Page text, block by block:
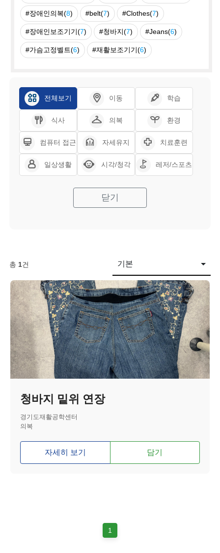
#장애인의복(8) #belt(7) #Clothes(7)
#장애인보조기기(7) #청바지(7) #Jeans(6)
#가슴고정벨트(6) #재활보조기기(6)
전체보기 이동 학습
식사 의복 환경
컴퓨터 접근 자세유지 치료훈련
일상생활 시각/청각 레저/스포츠
닫기
총 1건 기본
청바지 밑위 연장
경기도재활공학센터
의복
자세히 보기 담기
1